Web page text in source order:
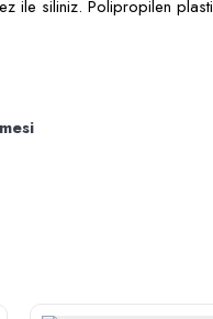
siliniz. Polipropilen